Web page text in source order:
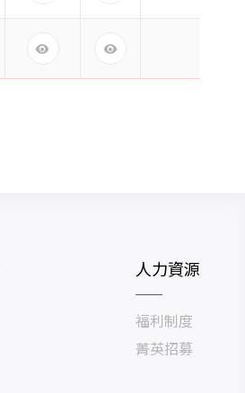
人力資源
福利制度
菁英招募